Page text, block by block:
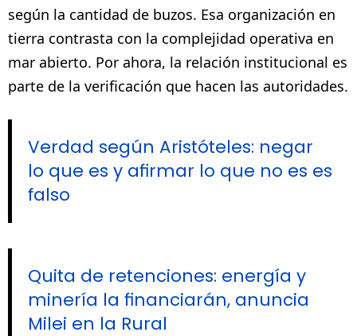
según la cantidad de buzos. Esa organización en
tierra contrasta con la complejidad operativa en
mar abierto. Por ahora, la relación institucional es
parte de la verificación que hacen las autoridades.
Verdad según Aristóteles: negar
lo que es y afirmar lo que no es es
falso
Quita de retenciones: energía y
minería la financiarán, anuncia
Milei en la Rural